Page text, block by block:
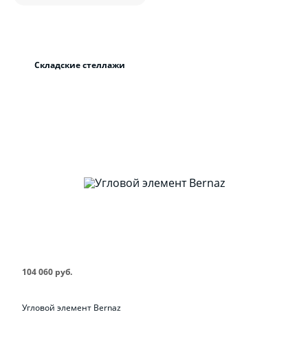
Складские стеллажи
104 060 руб.
Угловой элемент Bernaz